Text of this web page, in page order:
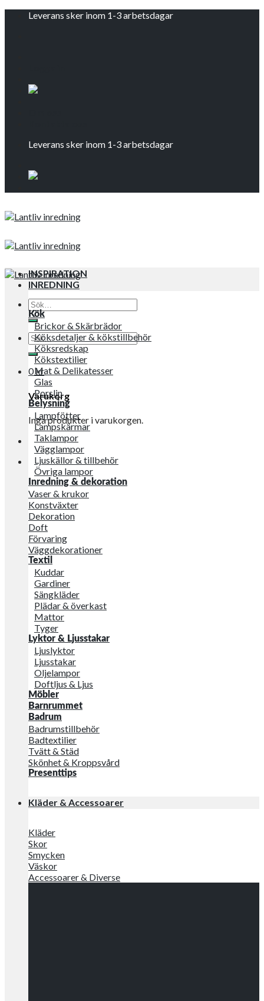
Leverans sker inom 1-3 arbetsdagar
Leverans sker inom 1-3 arbetsdagar
Sök
efter:
Sök
efter:
0kr
Varukorg
Inga produkter i varukorgen.
INSPIRATION
INREDNING
Kök
Brickor & Skärbrädor
Köksdetaljer & kökstillbehör
Köksredskap
Kökstextilier
Mat & Delikatesser
Glas
Porslin
Belysning
Lampfötter
Lampskärmar
Taklampor
Vägglampor
Ljuskällor & tillbehör
Övriga lampor
Inredning & dekoration
Vaser & krukor
Konstväxter
Dekoration
Doft
Förvaring
Väggdekorationer
Textil
Kuddar
Gardiner
Sängkläder
Plädar & överkast
Mattor
Tyger
Lyktor & Ljusstakar
Ljuslyktor
Ljusstakar
Oljelampor
Doftljus & Ljus
Möbler
Barnrummet
Badrum
Badrumstillbehör
Badtextilier
Tvätt & Städ
Skönhet & Kroppsvård
Presenttips
Kläder & Accessoarer
Kläder
Skor
Smycken
Väskor
Accessoarer & Diverse